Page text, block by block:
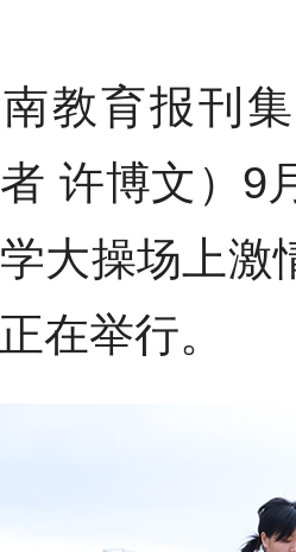
教育报刊
者 许博文）
大操场上激
在举行。